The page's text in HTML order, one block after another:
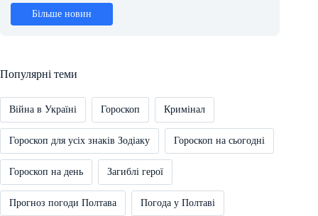
Більше новин
Популярні теми
Війна в Україні Гороскоп Кримінал
Гороскоп для усіх знаків Зодіаку Гороскоп на сьогодні
Гороскоп на день Загиблі герої
Прогноз погоди Полтава Погода у Полтаві